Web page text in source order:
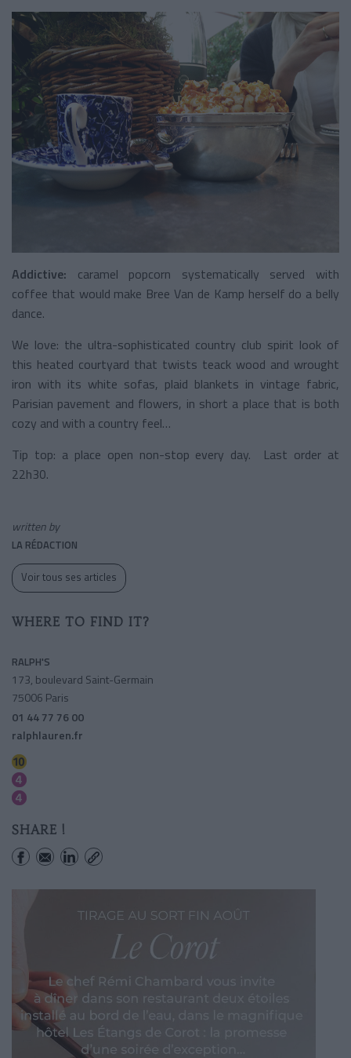
Addictive: caramel popcorn systematically served with
coffee that would make Bree Van de Kamp herself do a belly
dance.
We love: the ultra-sophisticated country club spirit look of
this heated courtyard that twists teack wood and wrought
iron with its white sofas, plaid blankets in vintage fabric,
Parisian pavement and flowers, in short a place that is both
cozy and with a country feel…
Tip top: a place open non-stop every day. Last order at
22h30.
written by
LA RÉDACTION
Voir tous ses articles
WHERE TO FIND IT?
RALPH'S
173, boulevard Saint-Germain
75006 Paris
01 44 77 76 00
ralphlauren.fr
SHARE !